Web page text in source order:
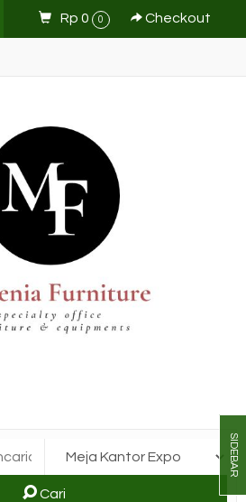
Rp 0 0 Checkout
Cari
SIDEBAR